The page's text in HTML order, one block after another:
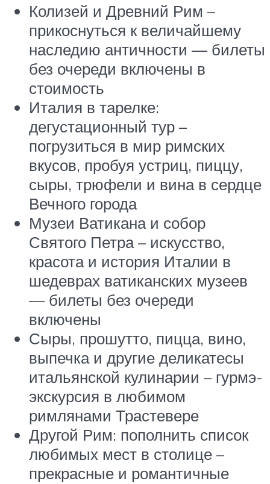
Колизей и Древний Рим –
прикоснуться к величайшему
наследию античности — билеты
без очереди включены в
стоимость
Италия в тарелке:
дегустационный тур –
погрузиться в мир римских
вкусов, пробуя устриц, пиццу,
сыры, трюфели и вина в сердце
Вечного города
Музеи Ватикана и собор
Святого Петра – искусство,
красота и история Италии в
шедеврах ватиканских музеев
— билеты без очереди
включены
Сыры, прошутто, пицца, вино,
выпечка и другие деликатесы
итальянской кулинарии – гурмэ-
экскурсия в любимом
римлянами Трастевере
Другой Рим: пополнить список
любимых мест в столице –
прекрасные и романтичные